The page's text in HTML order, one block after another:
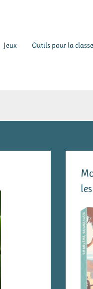
Jeux Outils pour la classe